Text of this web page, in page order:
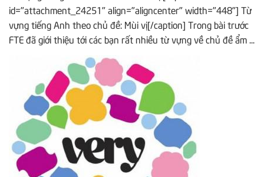
id="attachment_24251" align="aligncenter" width="448"] Từ
vựng tiếng Anh theo chủ đề: Mùi vị[/caption] Trong bài trước
FTE đã giới thiệu tới các bạn rất nhiều từ vựng về chủ đề ẩm ...